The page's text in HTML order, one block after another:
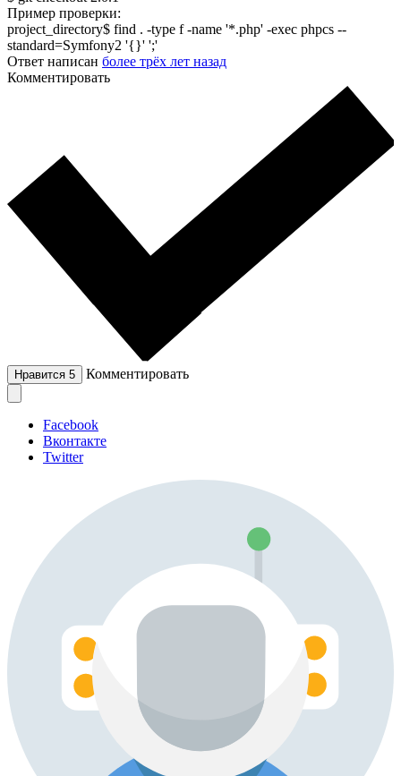
Пример проверки:
project_directory$ find . -type f -name '*.php' -exec phpcs --
standard=Symfony2 '{}' ';'
Ответ написан более трёх лет назад
Комментировать
Нравится 5 Комментировать
Facebook
Вконтакте
Twitter